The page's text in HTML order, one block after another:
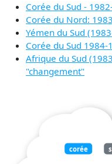
Corée du Sud -
Corée du Nord:
Yémen du Sud
Corée du Sud
Afrique du Sud
"changement"
corée